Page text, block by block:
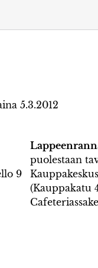
5.3.2012
9
puolestaan
(Kauppakatu